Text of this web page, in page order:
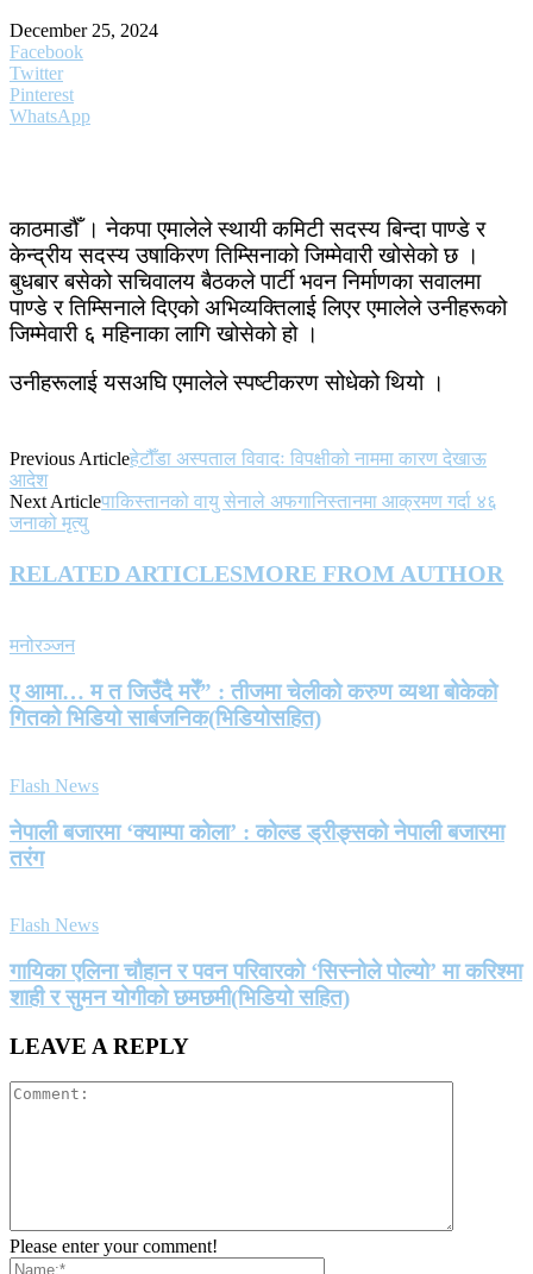
December 25, 2024
Facebook
Twitter
Pinterest
WhatsApp
काठमाडौँ । नेकपा एमालेले स्थायी कमिटी सदस्य बिन्दा पाण्डे र
केन्द्रीय सदस्य उषाकिरण तिम्सिनाको जिम्मेवारी खोसेको छ ।
बुधबार बसेको सचिवालय बैठकले पार्टी भवन निर्माणका सवालमा
पाण्डे र तिम्सिनाले दिएको अभिव्यक्तिलाई लिएर एमालेले उनीहरूको
जिम्मेवारी ६ महिनाका लागि खोसेको हो ।
उनीहरूलाई यसअघि एमालेले स्पष्टीकरण सोधेको थियो ।
Previous Articleहेटौँडा अस्पताल विवादः विपक्षीको नाममा कारण देखाऊ
आदेश
Next Articleपाकिस्तानको वायु सेनाले अफगानिस्तानमा आक्रमण गर्दा ४६
जनाको मृत्यु
RELATED ARTICLESMORE FROM AUTHOR
मनोरञ्जन
ए आमा… म त जिउँदै मरेँ” : तीजमा चेलीको करुण व्यथा बोकेको
गितको भिडियो सार्बजनिक(भिडियोसहित)
Flash News
नेपाली बजारमा ‘क्याम्पा कोला’ : कोल्ड ड्रीङ्सको नेपाली बजारमा
तरंग
Flash News
गायिका एलिना चौहान र पवन परिवारको ‘सिस्नोले पोल्यो’ मा करिश्मा
शाही र सुमन योगीको छमछमी(भिडियो सहित)
LEAVE A REPLY
Please enter your comment!